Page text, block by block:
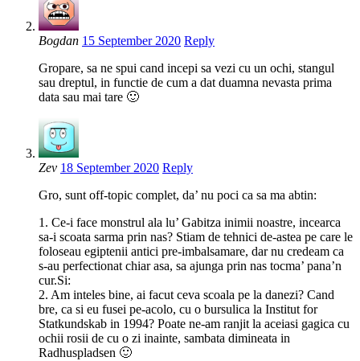
Bogdan 15 September 2020 Reply
Gropare, sa ne spui cand incepi sa vezi cu un ochi, stangul
sau dreptul, in functie de cum a dat duamna nevasta prima
data sau mai tare 🙂
Zev 18 September 2020 Reply
Gro, sunt off-topic complet, da’ nu poci ca sa ma abtin:
1. Ce-i face monstrul ala lu’ Gabitza inimii noastre, incearca
sa-i scoata sarma prin nas? Stiam de tehnici de-astea pe care le
foloseau egiptenii antici pre-imbalsamare, dar nu credeam ca
s-au perfectionat chiar asa, sa ajunga prin nas tocma’ pana’n
cur.Si:
2. Am inteles bine, ai facut ceva scoala pe la danezi? Cand
bre, ca si eu fusei pe-acolo, cu o bursulica la Institut for
Statkundskab in 1994? Poate ne-am ranjit la aceiasi gagica cu
ochii rosii de cu o zi inainte, sambata dimineata in
Radhuspladsen 🙂